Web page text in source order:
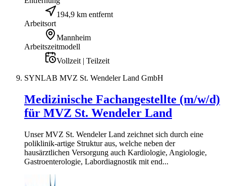
194,9 km entfernt
Arbeitsort
Mannheim
Arbeitszeitmodell
Vollzeit | Teilzeit
SYNLAB MVZ St. Wendeler Land GmbH
Medizinische Fachangestellte (m/w/d)
für MVZ St. Wendeler Land
Unser MVZ St. Wendeler Land zeichnet sich durch eine
poliklinik-artige Struktur aus, welche neben der
hausärztlichen Versorgung auch Kardiologie, Angiologie,
Gastroenterologie, Labordiagnostik mit end...